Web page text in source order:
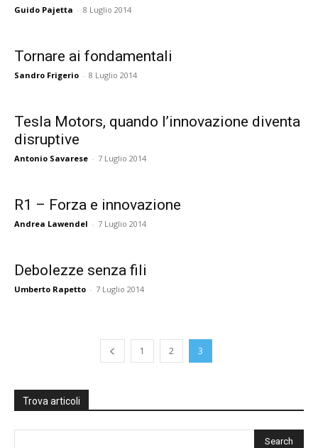
Guido Pajetta - 8 Luglio 2014
Tornare ai fondamentali
Sandro Frigerio - 8 Luglio 2014
Tesla Motors, quando l’innovazione diventa
disruptive
Antonio Savarese - 7 Luglio 2014
R1 – Forza e innovazione
Andrea Lawendel - 7 Luglio 2014
Debolezze senza fili
Umberto Rapetto - 7 Luglio 2014
1 2 3
Trova articoli